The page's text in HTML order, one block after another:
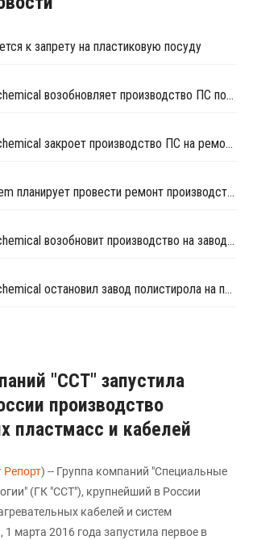
к запрету на пластиковую посуду
Hong Kong Petrochemical возобновляет производство ПС после ремонта
Hong Kong Petrochemical закроет производство ПС на ремонт в середине марта
Hong Kong Petchem планирует провести ремонт производства ПС в марте
Hong Kong Petrochemical возобновит производство на заводе полистирола в начале марта
Hong Kong Petrochemical остановил завод полистирола на профилактику
"ССТ" запустила
производство
пластмасс и кабелей
Репорт) -- Группа компаний "Специальные
(ГК "ССТ"), крупнейший в России
кабелей и систем
1 марта 2016 года запустила первое в